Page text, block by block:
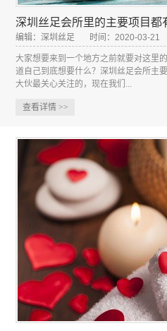
深圳丝足会所里的主要项目都
编辑：深圳丝足 时间：2020-03-21
大家想要来到一个地方之前就要对这里
道自己到底想要什么？深圳丝足会所主
大伙最关心关注的，现在我们...
查看详情 >>